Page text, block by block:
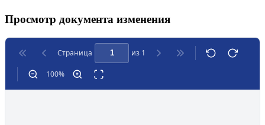
Просмотр документа изменения